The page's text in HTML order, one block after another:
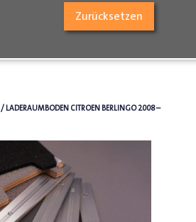
Zurücksetzen
/ LADERAUMBODEN CITROEN BERLINGO 2008 –